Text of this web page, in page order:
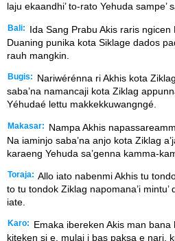
laju ekaandhi’ to-rato Yehuda sampe’
Bali:
Ida Sang Prabu Akis raris ngicen
Duaning punika kota Siklage dados
rauh mangkin.
Bugis:
Nariwérénna ri Akhis kota
saba’na namancaji kota Ziklag
Yéhudaé lettu makkekkuwangngé.
Makasar:
Nampa Akhis
Na iaminjo saba’na anjo kota Ziklag
karaeng Yehuda sa’genna kamma-
Toraja: Allo iato nabenmi Akhis tu
to tu tondok Ziklag napomana’i
iate.
Karo:
Emaka ibereken Akis man
kiteken si e, mulai i bas paksa e nari,